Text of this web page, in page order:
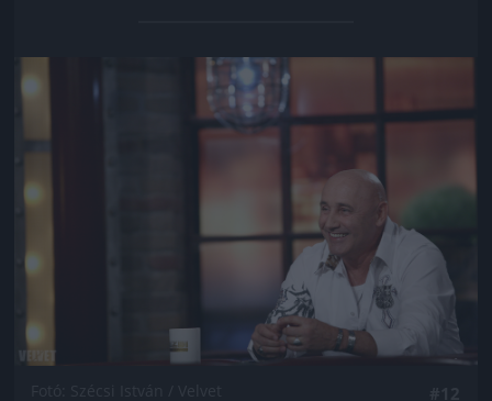
Jön még kép!